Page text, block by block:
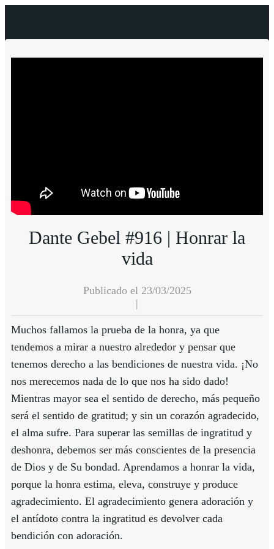
Dante Gebel #916 | Honrar la
vida
Publicado el 23/03/2025
|
Muchos fallamos la prueba de la honra, ya que
tendemos a mirar a nuestro alrededor y pensar que
tenemos derecho a las bendiciones de nuestra vida. ¡No
nos merecemos nada de lo que nos ha sido dado!
Mientras mayor sea el sentido de derecho, más pequeño
será el sentido de gratitud; y sin un corazón agradecido,
el alma sufre. Para superar las semillas de ingratitud y
deshonra, debemos ser más conscientes de la presencia
de Dios y de Su bondad. Aprendamos a honrar la vida,
porque la honra estima, eleva, construye y produce
agradecimiento. El agradecimiento genera adoración y
el antídoto contra la ingratitud es devolver cada
bendición con adoración.